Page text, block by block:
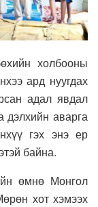
холбооны
ард нуугдах
адал явдал
дэлхийн аварга
гэх энэ ер
байна.
өмнө Монгол
хот хэмээх